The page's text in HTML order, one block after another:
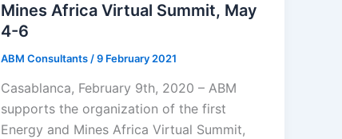
Mines Africa Virtual Summit, May
4-6
ABM Consultants /9 February 2021
Casablanca, February 9th, 2020 – ABM
supports the organization of the first
Energy and Mines Africa Virtual Summit,